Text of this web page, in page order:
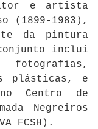
e artista
(1899-1983),
da pintura
inclui
plásticas, e
Centro de
Negreiros
FCSH).